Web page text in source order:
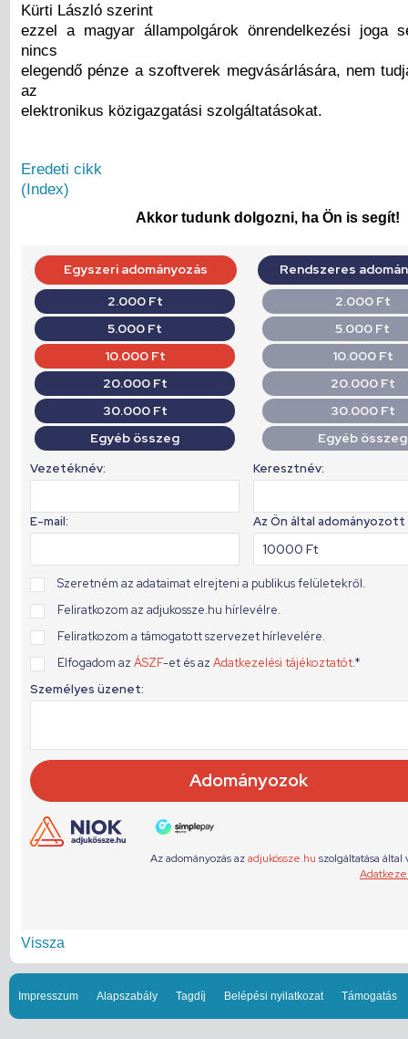
Kürti László szerint
ezzel a magyar állampolgárok önrendelkezési joga
nincs
elegendő pénze a szoftverek megvásárlására, nem
az
elektronikus közigazgatási szolgáltatásokat.
Eredeti cikk
(Index)
Akkor tudunk dolgozni, ha Ön is segít!
Vissza
Impresszum Alapszabály Tagdíj Belépési nyilatkozat Támogatás